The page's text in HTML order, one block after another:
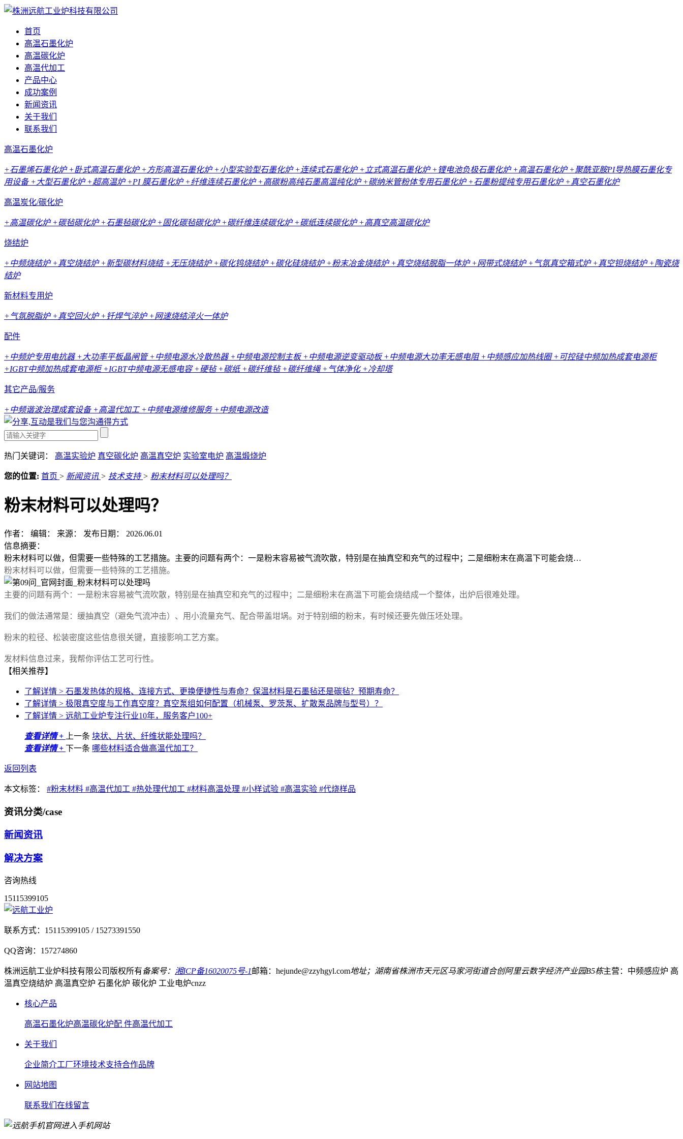
首页
高温石墨化炉
高温碳化炉
高温代加工
产品中心
成功案例
新闻资讯
关于我们
联系我们
高温石墨化炉
+石墨烯石墨化炉+卧式高温石墨化炉+方形高温石墨化炉+小型实验型石墨化炉+连续式石墨化炉+立式高温石墨化炉+锂电池负极石墨化炉+高温石墨化炉+聚酰亚胺PI导热膜石墨化专
用设备 +大型石墨化炉+超高温炉+PI 膜石墨化炉+纤维连续石墨化炉+高碳粉高纯石墨高温纯化炉+碳纳米管粉体专用石墨化炉+石墨粉提纯专用石墨化炉+真空石墨化炉
高温炭化/碳化炉
+高温碳化炉+碳毡碳化炉+石墨毡碳化炉+固化碳毡碳化炉+碳纤维连续碳化炉+碳纸连续碳化炉+高真空高温碳化炉
烧结炉
+中频烧结炉+真空烧结炉+新型碳材料烧结+无压烧结炉+碳化钨烧结炉+碳化硅烧结炉+粉末冶金烧结炉+真空烧结脱脂一体炉+网带式烧结炉+气氛真空箱式炉+真空钽烧结炉+陶瓷烧
结炉
新材料专用炉
+气氛脱脂炉+真空回火炉+钎焊气淬炉+网速烧结淬火一体炉
配件
+中频炉专用电抗器 +大功率平板晶闸管+中频电源水冷散热器 +中频电源控制主板 +中频电源逆变驱动板 +中频电源大功率无感电阻 +中频感应加热线圈+可控硅中频加热成套电源柜
+IGBT中频加热成套电源柜+IGBT中频电源无感电容+硬毡+碳纸 +碳纤维毡+碳纤维绳 +气体净化+冷却塔
其它产品/服务
+中频谐波治理成套设备 +高温代加工+中频电源维修服务 +中频电源改造
热门关键词： 高温实验炉 真空碳化炉 高温真空炉 实验室电炉 高温煅烧炉
您的位置: 首页 > 新闻资讯 > 技术支持> 粉末材料可以处理吗？
粉末材料可以处理吗？
作者： 编辑： 来源： 发布日期： 2026.06.01
信息摘要：
粉末材料可以做，但需要一些特殊的工艺措施。主要的问题有两个：一是粉末容易被气流吹散，特别是在抽真空和充气的过程中；二是细粉末在高温下可能会烧…
粉末材料可以做，但需要一些特殊的工艺措施。
主要的问题有两个：一是粉末容易被气流吹散，特别是在抽真空和充气的过程中；二是细粉末在高温下可能会烧结成一个整体，出炉后很难处理。
我们的做法通常是：缓抽真空（避免气流冲击）、用小流量充气、配合带盖坩埚。对于特别细的粉末，有时候还要先做压坯处理。
粉末的粒径、松装密度这些信息很关键，直接影响工艺方案。
发材料信息过来，我帮你评估工艺可行性。
【相关推荐】
了解详情 > 石墨发热体的规格、连接方式、更换便捷性与寿命？保温材料是石墨毡还是碳毡？预期寿命？
了解详情 > 极限真空度与工作真空度？真空泵组如何配置（机械泵、罗茨泵、扩散泵品牌与型号）？
了解详情 > 远航工业炉专注行业10年，服务客户100+
查看详情 + 上一条 块状、片状、纤维状能处理吗？
查看详情 + 下一条 哪些材料适合做高温代加工？
返回列表
本文标签： #粉末材料 #高温代加工 #热处理代加工 #材料高温处理 #小样试验 #高温实验 #代烧样品
资讯分类/case
新闻资讯
解决方案
咨询热线
15115399105
联系方式： 15115399105 / 15273391550
QQ咨询： 157274860
株洲远航工业炉科技有限公司 版权所有备案号： 湘ICP备16020075号-1邮箱：hejunde@zzyhgyl.com地址；湖南省株洲市天元区马家河街道合创阿里云数字经济产业园B5栋主营：中频感应炉 高
温真空烧结炉 高温真空炉 石墨化炉 碳化炉 工业电炉cnzz
核心产品
高温石墨化炉高温碳化炉配 件高温代加工
关于我们
企业简介工厂环境技术支持合作品牌
网站地图
联系我们 在线留言
进入手机网站